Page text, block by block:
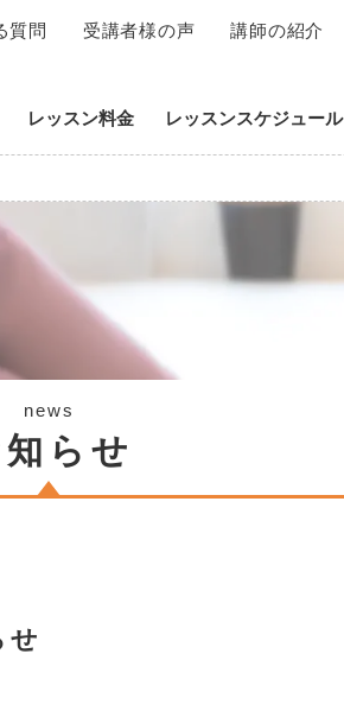
レッスン料金 レッスンスケジュール
質問 受講者様の声 講師の紹介
news
らせ
せ